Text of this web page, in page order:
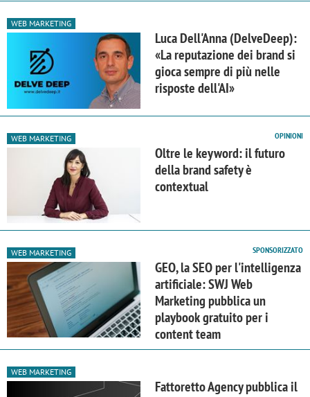
WEB MARKETING
Luca Dell'Anna (DelveDeep):
«La reputazione dei brand si
gioca sempre di più nelle
risposte dell'AI»
WEB MARKETING OPINIONI
Oltre le keyword: il futuro
della brand safety è
contextual
WEB MARKETING SPONSORIZZATO
GEO, la SEO per l'intelligenza
artificiale: SWJ Web
Marketing pubblica un
playbook gratuito per i
content team
WEB MARKETING
Fattoretto Agency pubblica il